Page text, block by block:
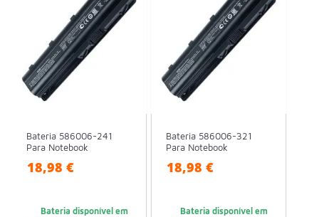
Bateria 586006-241
Para Notebook
18,98 €
Bateria disponível em
Bateria 586006-321
Para Notebook
18,98 €
Bateria disponível em